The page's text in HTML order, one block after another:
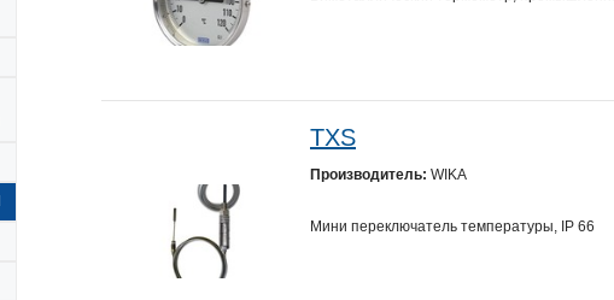
TXS
Производитель: WIKA
Мини переключатель температуры, IP 66